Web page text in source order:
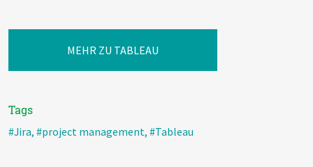
MEHR ZU TABLEAU
Tags
#Jira, #project management, #Tableau